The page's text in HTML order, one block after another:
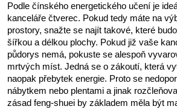
Podle čínského energetického učení je
kanceláře čtverec. Pokud tedy máte na
prostory, snažte se najít takové, které
šířkou a délkou plochy. Pokud již vaše
půdorys nemá, pokuste se alespoň
mrtvých míst. Jedná se o zákoutí, která
naopak přebytek energie. Proto se
nábytkem nebo plentami a jinak
zásad feng-shuei by základem měla být